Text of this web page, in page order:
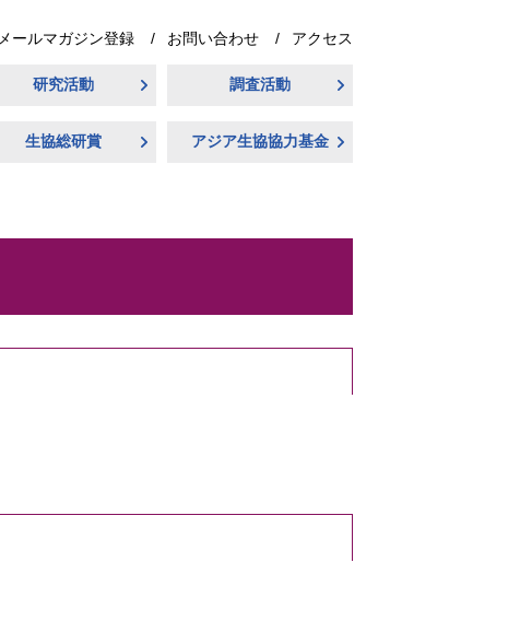
メールマガジン登録 お問い合わせ アクセス
研究活動 調査活動
生協総研賞 アジア生協協力基金